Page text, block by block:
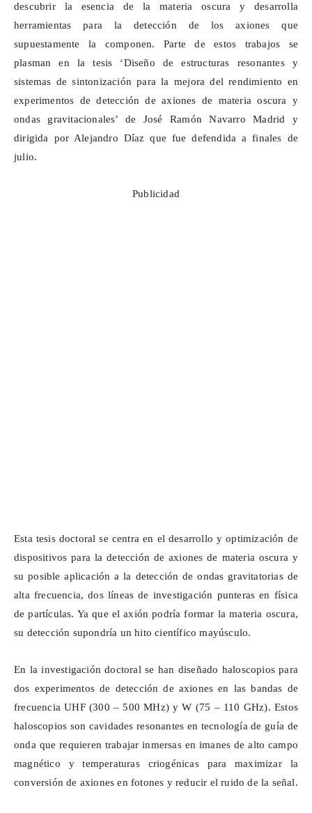
descubrir la esencia de la materia oscura y desarrolla
herramientas para la detección de losaxiones que
supuestamente la componen. Parte de estos trabajos se
plasman en la tesis ‘Diseño de estructuras resonantes y
sistemas de sintonización para la mejora del rendimiento en
experimentos de detección deaxiones de materia oscura y
ondas gravitacionales’ de José Ramón Navarro Madrid y
dirigida por Alejandro Díaz que fue defendida a finales de
julio.
Publicidad
Esta tesis doctoral se centra en el desarrollo y optimización de
dispositivos para la detección deaxiones de materia oscura y
su posible aplicación a la detección de ondas gravitatorias de
alta frecuencia, dos líneas de investigación punteras en física
de partículas. Ya que elaxión podría formar la materia oscura,
su detección supondría un hito científico mayúsculo.
En la investigación doctoral se han diseñado haloscopiospara
dos experimentos de detección de axiones en las bandas de
frecuencia UHF (300 – 500 MHz) y W (75 – 110 GHz). Estos
haloscopios son cavidades resonantes en tecnología de guía de
onda que requieren trabajar inmersas en imanes de alto campo
magnético y temperaturas criogénicas para maximizar la
conversión de axiones en fotones y reducir el ruido de la señal.